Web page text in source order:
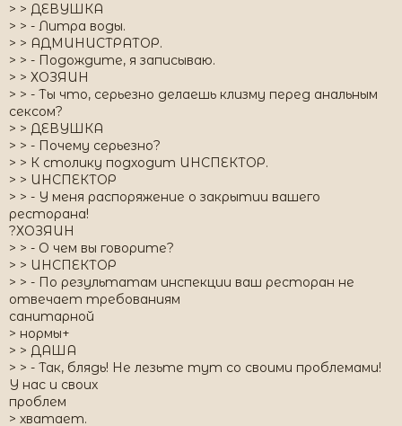
> > ДЕВУШКА
> > - Литра воды.
> > АДМИНИСТРАТОР.
> > - Подождите, я записываю.
> > ХОЗЯИН
> > - Ты что, серьезно делаешь клизму перед анальным
сексом?
> > ДЕВУШКА
> > - Почему серьезно?
> > К столику подходит ИНСПЕКТОР.
> > ИНСПЕКТОР
> > - У меня распоряжение о закрытии вашего
ресторана!
?ХОЗЯИН
> > - О чем вы говорите?
> > ИНСПЕКТОР
> > - По результатам инспекции ваш ресторан не
отвечает требованиям
санитарной
> нормы+
> > ДАША
> > - Так, блядь! Не лезьте тут со своими проблемами!
У нас и своих
проблем
> хватает.